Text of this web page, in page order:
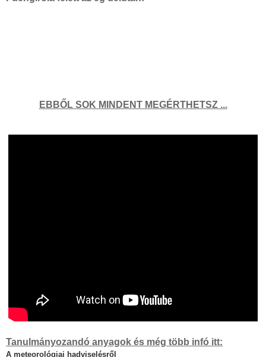
EBBŐL SOK MINDENT MEGÉRTHETSZ ...
Tanulmányozandó anyagok és még több infó itt:
A meteorológiai hadviselésről